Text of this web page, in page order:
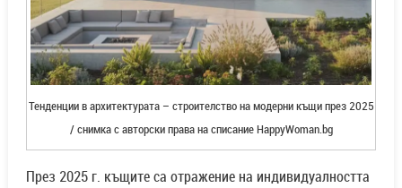
Тенденции в архитектурата – строителство на модерни къщи през 2025
/ снимка с авторски права на списание HappyWoman.bg
През 2025 г. къщите са отражение на индивидуалността